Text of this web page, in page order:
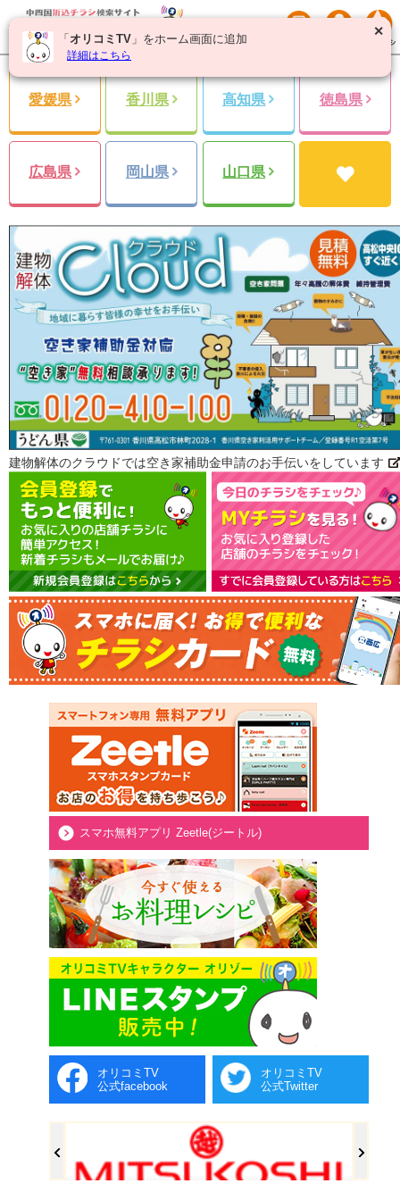
愛媛県 香川県 高知県 徳島県
広島県 岡山県 山口県
建物解体のクラウドでは空き家補助金申請のお手伝いをしています
スマホ無料アプリ Zeetle(ジートル)
オリコミTV
公式facebook
オリコミTV
公式Twitter
✕
「 オリコミTV 」をホーム画面に追加
詳細はこちら